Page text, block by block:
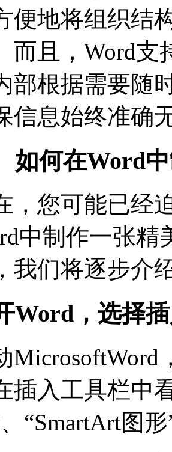
便地将组织结
而且，Word支
部根据需要随
信息始终准确
如何在Word
，您可能已经
中制作一张精
我们将逐步介
Word，选择
MicrosoftWord
插入工具栏中
“SmartArt图